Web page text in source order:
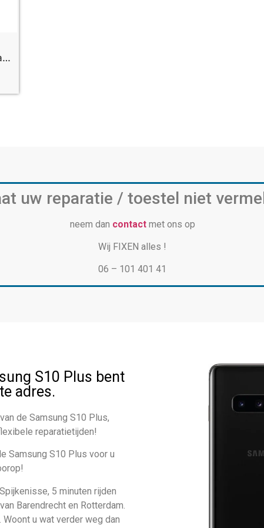
Samsung S10 plus volumeknop vervangen
uw reparatie / toestel niet
neem dan contactmet ons op
Wij FIXEN alles !
06 – 101 401 41
S10 Plus bent
adres.
de Samsung S10 Plus,
reparatietijden!
Samsung S10 Plus voor u
5 minuten rijden
Barendrecht en Rotterdam.
u wat verder weg dan